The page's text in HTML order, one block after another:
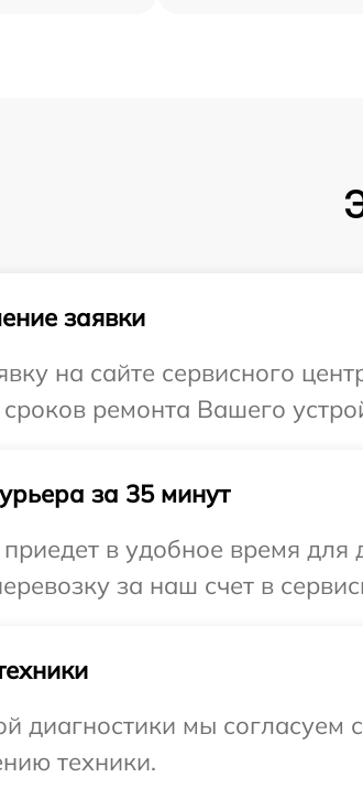
заявки
на сайте сервисного
ремонта Вашего
за 35 минут
в удобное время для
за наш счет в
диагностики мы согласуем
техники.